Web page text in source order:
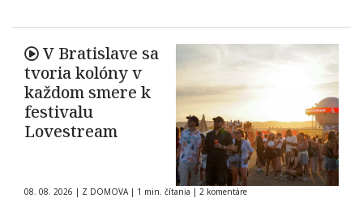
V Bratislave sa
tvoria kolóny v
každom smere k
festivalu
Lovestream
08. 08. 2026 | Z DOMOVA | 1 min. čítania | 2 komentáre